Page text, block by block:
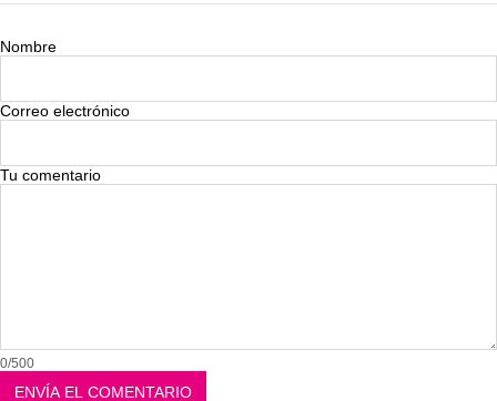
Nombre
Correo electrónico
Tu comentario
0/500